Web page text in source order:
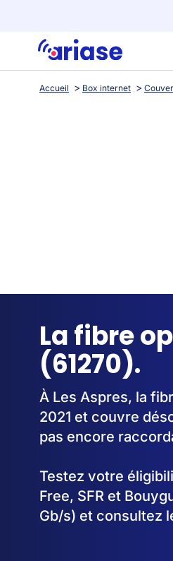
Accueil Box internet
La fibre
(61270).
À Les Aspres, la
2021 et couvre
pas encore
Testez votre
Free, SFR et
Gb/s) et consultez